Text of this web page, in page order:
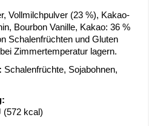
Vollmilchpulver (23 %), Kakao-
Bourbon Vanille, Kakao: 36 %
Schalenfrüchten und Gluten
Zimmertemperatur lagern.
Schalenfrüchte, Sojabohnen,
(572 kcal)